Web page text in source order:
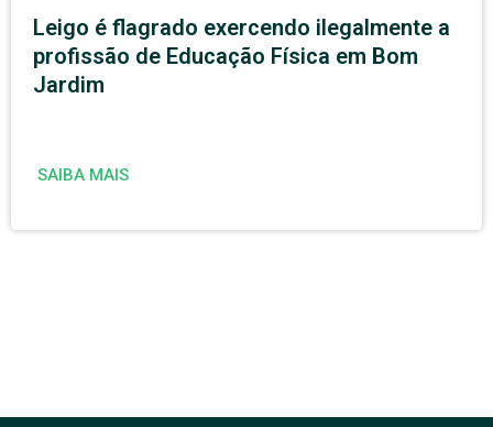
Leigo é flagrado exercendo ilegalmente a
profissão de Educação Física em Bom
Jardim
SAIBA MAIS